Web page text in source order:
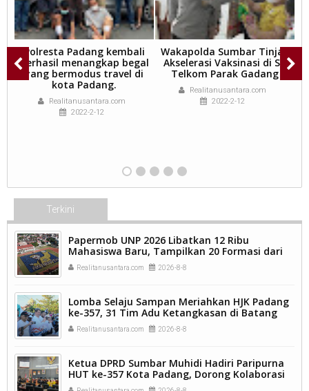
Polresta Padang kembali
berhasil menangkap begal
yang bermodus travel di
kota Padang.
Realitanusantara.com
2022-2-12
Wakapolda Sumbar Tinjau
Akselerasi Vaksinasi di SD
Telkom Parak Gadang
Realitanusantara.com
2022-2-12
Terkini
Papermob UNP 2026 Libatkan 12 Ribu
Mahasiswa Baru, Tampilkan 20 Formasi dari
9.250 Kavling.
Realitanusantara.com 2026-8-8
Lomba Selaju Sampan Meriahkan HJK Padang
ke-357, 31 Tim Adu Ketangkasan di Batang
Arau.
Realitanusantara.com 2026-8-8
Ketua DPRD Sumbar Muhidi Hadiri Paripurna
HUT ke-357 Kota Padang, Dorong Kolaborasi
dan Inovasi Berkelanjutan.